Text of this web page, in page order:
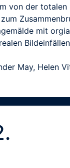
von der
mit
May, Helen